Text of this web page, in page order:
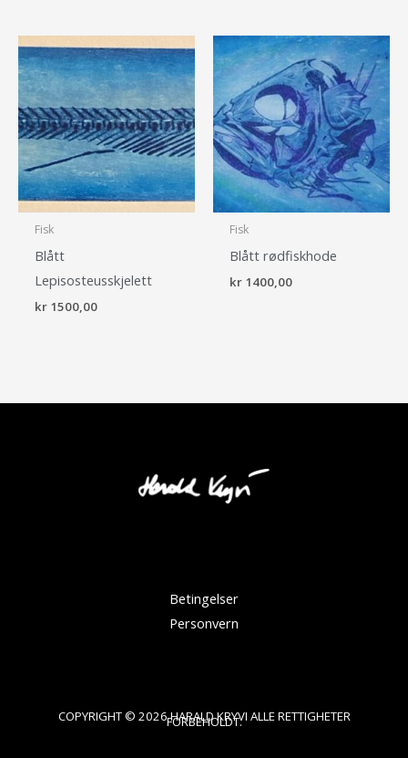
Fisk
Blått
Lepisosteusskjelett
kr1500,00
Fisk
Blått rødfiskhode
kr1400,00
Betingelser
Personvern
COPYRIGHT © 2026 HARALD KRYVI ALLE RETTIGHETER
FORBEHOLDT.